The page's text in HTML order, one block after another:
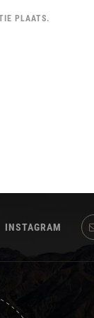
PLAATS.
INSTAGRAM